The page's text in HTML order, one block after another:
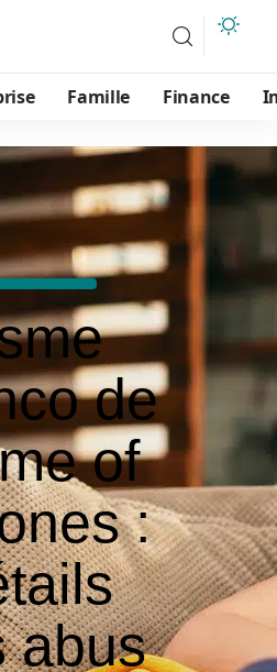
Famille Finance
de
of
:
abus